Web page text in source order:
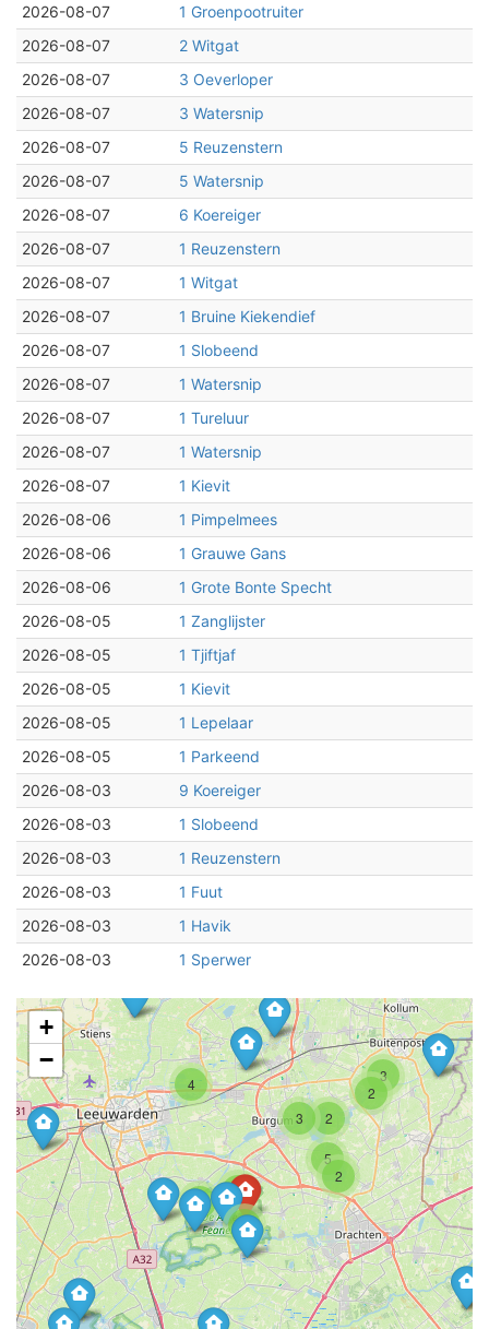
2026-08-07
1 Groenpootruiter
2026-08-07
2 Witgat
2026-08-07
3 Oeverloper
2026-08-07
3 Watersnip
2026-08-07
5 Reuzenstern
2026-08-07
5 Watersnip
2026-08-07
6 Koereiger
2026-08-07
1 Reuzenstern
2026-08-07
1 Witgat
2026-08-07
1 Bruine Kiekendief
2026-08-07
1 Slobeend
2026-08-07
1 Watersnip
2026-08-07
1 Tureluur
2026-08-07
1 Watersnip
2026-08-07
1 Kievit
2026-08-06
1 Pimpelmees
2026-08-06
1 Grauwe Gans
2026-08-06
1 Grote Bonte Specht
2026-08-05
1 Zanglijster
2026-08-05
1 Tjiftjaf
2026-08-05
1 Kievit
2026-08-05
1 Lepelaar
2026-08-05
1 Parkeend
2026-08-03
9 Koereiger
2026-08-03
1 Slobeend
2026-08-03
1 Reuzenstern
2026-08-03
1 Fuut
2026-08-03
1 Havik
2026-08-03
1 Sperwer
4
3
2
2
5
2
3
2
2
4
+
−